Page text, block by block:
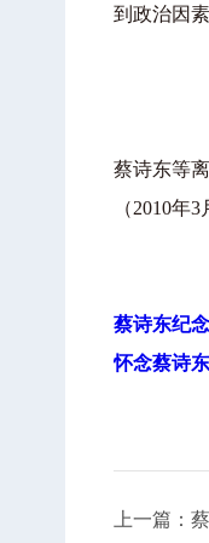
到政治因
蔡诗东等
（2010年3
蔡诗东纪
怀念蔡诗东
上一篇：